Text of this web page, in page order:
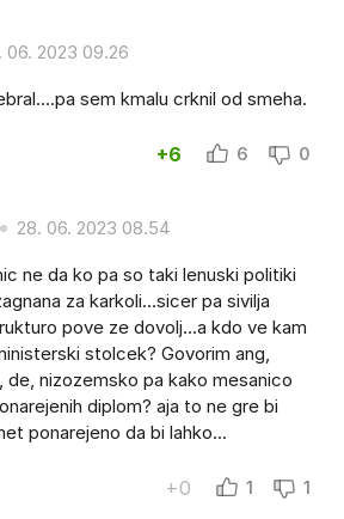
06. 2023 09.26
sem kmalu crknil od smeha.
+6 6 0
28. 06. 2023 08.54
ne da ko pa so taki lenuski politiki
za karkoli...sicer pa sivilja
pove ze dovolj...a kdo ve kam
stolcek? Govorim ang,
nizozemsko pa kako mesanico
diplom? aja to ne gre bi
ponarejeno da bi lahko...
+0 1 1